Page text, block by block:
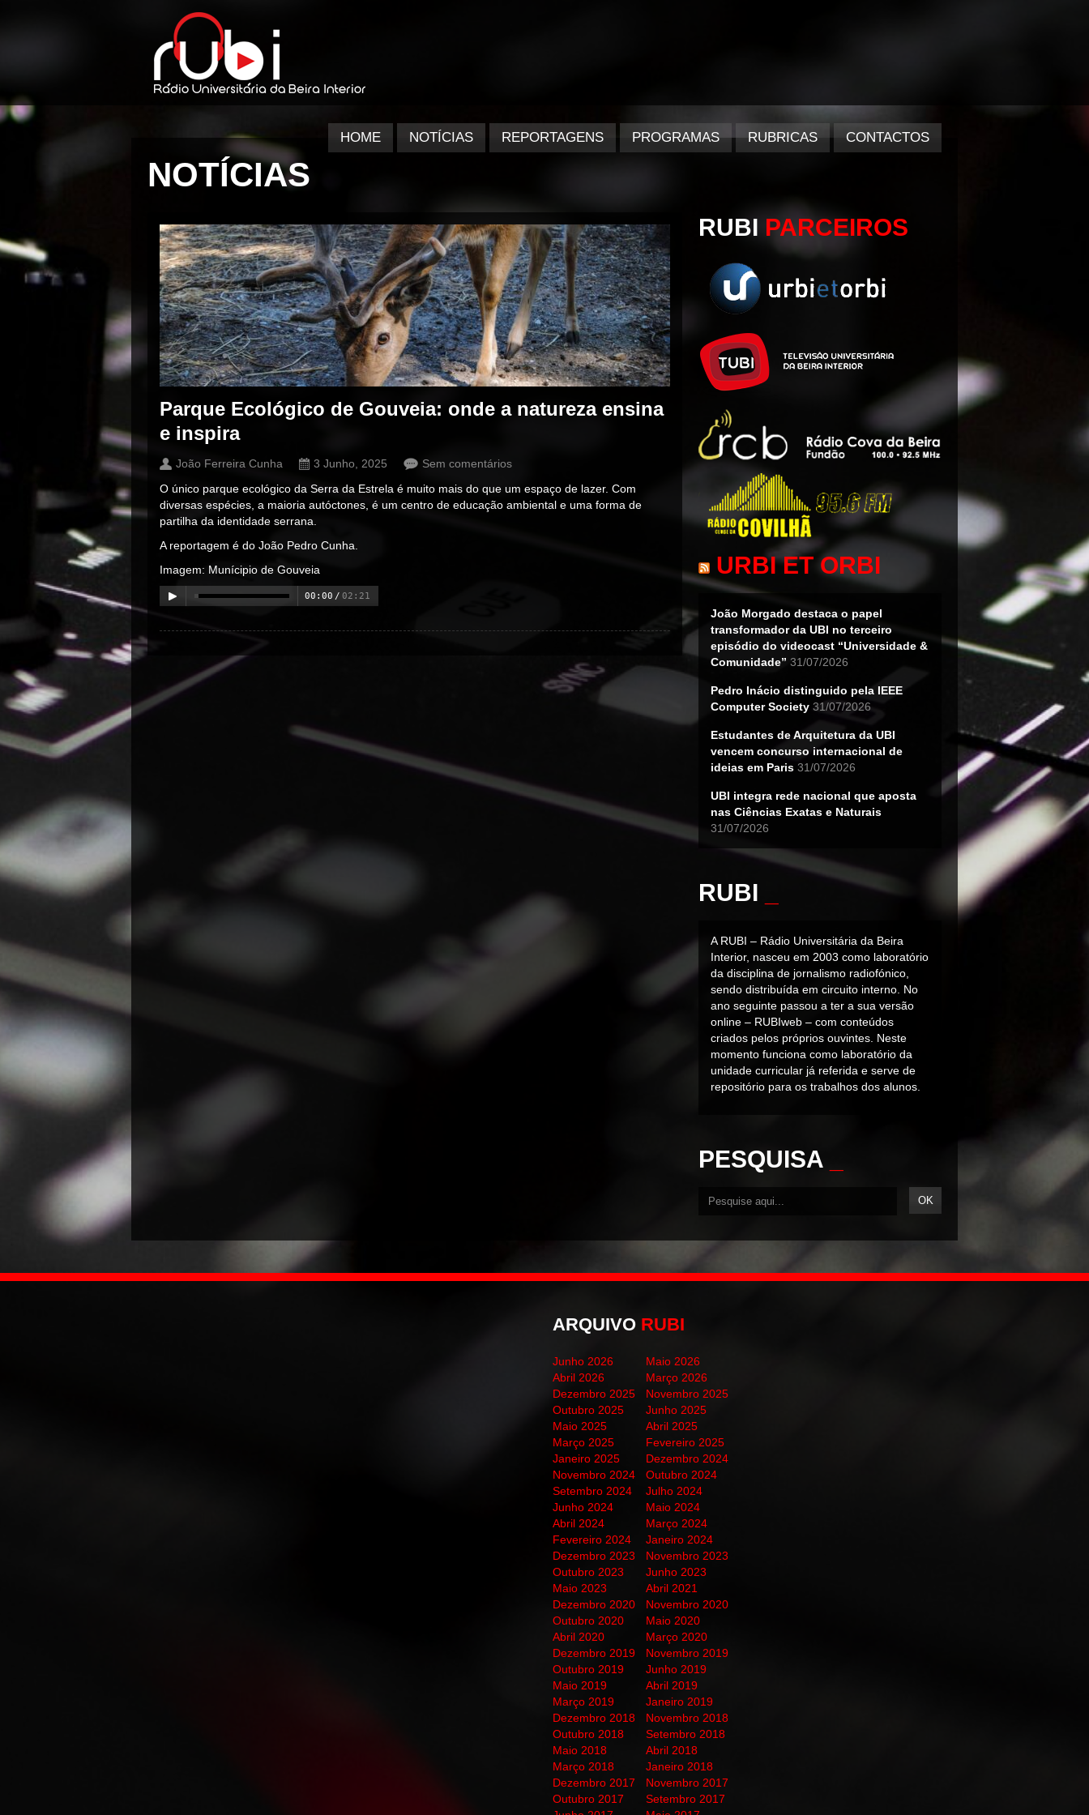
HOME NOTÍCIAS REPORTAGENS PROGRAMAS RUBRICAS CONTACTOS
NOTÍCIAS
RUBI PARCEIROS
URBI ET ORBI
João Morgado destaca o papel
transformador da UBI no terceiro
episódio do videocast “Universidade &
Comunidade” 31/07/2026
Pedro Inácio distinguido pela IEEE
Computer Society 31/07/2026
Estudantes de Arquitetura da UBI
vencem concurso internacional de
ideias em Paris 31/07/2026
UBI integra rede nacional que aposta
nas Ciências Exatas e Naturais
31/07/2026
RUBI
A RUBI – Rádio Universitária da Beira
Interior, nasceu em 2003 como laboratório
da disciplina de jornalismo radiofónico,
sendo distribuída em circuito interno. No
ano seguinte passou a ter a sua versão
online – RUBIweb – com conteúdos
criados pelos próprios ouvintes. Neste
momento funciona como laboratório da
unidade curricular já referida e serve de
repositório para os trabalhos dos alunos.
PESQUISA
Parque Ecológico de Gouveia: onde a natureza ensina
e inspira
João Ferreira Cunha 3 Junho, 2025
Sem comentários
O único parque ecológico da Serra da Estrela é muito mais do que um espaço de lazer. Com
diversas espécies, a maioria autóctones, é um centro de educação ambiental e uma forma de
partilha da identidade serrana.
A reportagem é do João Pedro Cunha.
Imagem: Munícipio de Gouveia
00:00 / 02:21
00:00 / 00:00
ARQUIVO RUBI
Junho 2026
Maio 2026
Abril 2026
Março 2026
Dezembro 2025
Novembro 2025
Outubro 2025
Junho 2025
Maio 2025
Abril 2025
Março 2025
Fevereiro 2025
Janeiro 2025
Dezembro 2024
Novembro 2024
Outubro 2024
Setembro 2024
Julho 2024
Junho 2024
Maio 2024
Abril 2024
Março 2024
Fevereiro 2024
Janeiro 2024
Dezembro 2023
Novembro 2023
Outubro 2023
Junho 2023
Maio 2023
Abril 2021
Dezembro 2020
Novembro 2020
Outubro 2020
Maio 2020
Abril 2020
Março 2020
Dezembro 2019
Novembro 2019
Outubro 2019
Junho 2019
Maio 2019
Abril 2019
Março 2019
Janeiro 2019
Dezembro 2018
Novembro 2018
Outubro 2018
Setembro 2018
Maio 2018
Abril 2018
Março 2018
Janeiro 2018
Dezembro 2017
Novembro 2017
Outubro 2017
Setembro 2017